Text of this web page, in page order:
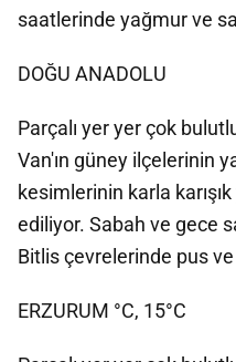
saatlerinde yağmur ve
DOĞU ANADOLU
Parçalı yer yer çok
Van'ın güney ilçelerinin
kesimlerinin karla
ediliyor. Sabah ve gece
Bitlis çevrelerinde pus
ERZURUM °C, 15°C